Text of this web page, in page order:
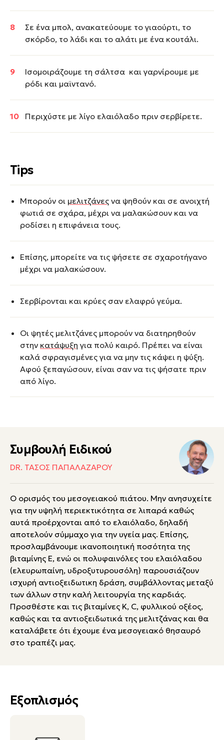
Συμβουλή Ειδικού
DR. ΤΆΣΟΣ ΠΑΠΑΛΑΖΆΡΟΥ
Ο ορισμός του μεσογειακού πιάτου. Μην ανησυχείτε
για την υψηλή περιεκτικότητα σε λιπαρά καθώς
αυτά προέρχονται από το ελαιόλαδο, δηλαδή
αποτελούν σύμμαχο για την υγεία μας. Επίσης,
προσλαμβάνουμε ικανοποιητική ποσότητα της
βιταμίνης Ε, ενώ οι πολυφαινόλες του ελαιόλαδου
(ελευρωπαίνη, υδροξυτυρουσόλη) παρουσιάζουν
ισχυρή αντιοξειδωτικη δράση, συμβάλλοντας μεταξύ
των άλλων στην καλή λειτουργία της καρδιάς.
Προσθέστε και τις βιταμίνες Κ, C, φυλλικού οξέος,
καθώς και τα αντιοξειδωτικά της μελιτζάνας και θα
καταλάβετε ότι έχουμε ένα μεσογειακό θησαυρό
στο τραπέζι μας.
Εξοπλισμός
Σε ένα μπολ, ανακατεύουμε το γιαούρτι, το
σκόρδο, το λάδι και το αλάτι με ένα κουτάλι.
Ισομοιράζουμε τη σάλτσα και γαρνίρουμε με
ρόδι και μαϊντανό.
Περιχύστε με λίγο ελαιόλαδο πριν σερβίρετε.
Tips
Μπορούν οι μελιτζάνες να ψηθούν και σε ανοιχτή
φωτιά σε σχάρα, μέχρι να μαλακώσουν και να
ροδίσει η επιφάνεια τους.
Επίσης, μπορείτε να τις ψήσετε σε σχαροτήγανο
μέχρι να μαλακώσουν.
Σερβίρονται και κρύες σαν ελαφρύ γεύμα.
Οι ψητές μελιτζάνες μπορούν να διατηρηθούν
στην κατάψυξη για πολύ καιρό. Πρέπει να είναι
καλά σφραγισμένες για να μην τις κάψει η ψύξη.
Αφού ξεπαγώσουν, είναι σαν να τις ψήσατε πριν
από λίγο.